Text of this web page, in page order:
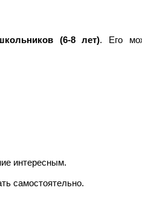
(6-8 лет). Его
интересным.
самостоятельно.